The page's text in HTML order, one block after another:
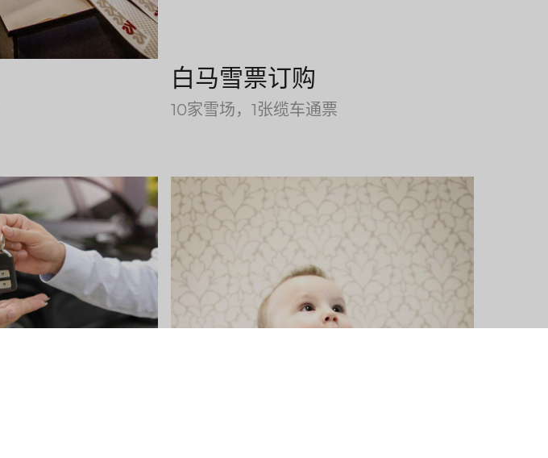
白马雪票订购
10家雪场，1张缆车通票